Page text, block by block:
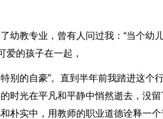
幼教专业，曾有人问过我：“当个幼
爱的孩子在一起，
别的自豪”。直到半年前我踏进这个
时光在平凡和平静中悄然逝去，没
朴实中，用教师的职业道德诠释一个